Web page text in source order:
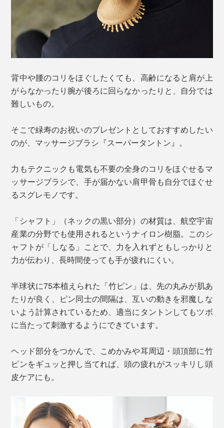
背中や腰のコリをほぐしたくても、高齢になると肩が上
がらなかったり腕が後ろに回らなかったりと、自分では
難しいもの。
そこで緑寿のお祝いのプレゼントとしておすすめしたい
のが、マッサージブラシ『スーパータントン』。
力もテクニックも電気も不要の全身のコリをほぐせるマ
ッサージブラシで、手が届かない肩甲骨も自分でほぐせ
るスグレモノです。
「シャフト」（ネックの黒い部分）の材質は、航空宇宙
産業の分野でも使用されるというナイロン樹脂。このシ
ャフトが「しなる」ことで、力を入れずともしっかりと
力が伝わり、長時間使っても手が疲れにくい。
半球状に75本植えられた「竹ピン」は、先の丸みが肌あ
たりが良く、ピン同士の間隔は、互いの動きを邪魔しな
いよう計算されているため、適当にタントンしてもツボ
に当たって刺激するようにできています。
ヘッド部分をつかんで、こめかみや耳周辺・頭頂部に竹
ピンをギュッと押し当てれば、頭の疲れがスッキリし頭
皮ケアにも。